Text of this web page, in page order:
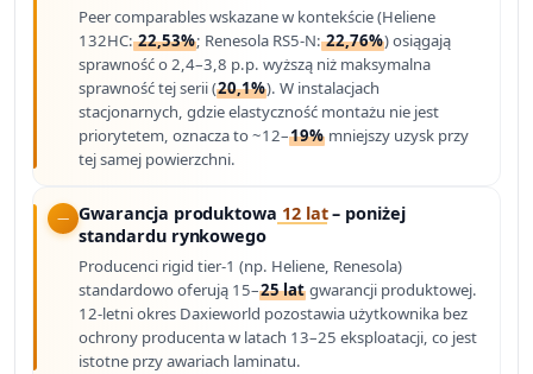
Peer comparables wskazane w kontekście (Heliene
132HC:22,53%; Renesola RS5-N:22,76%) osiągają
sprawność o 2,4–3,8 p.p. wyższą niż maksymalna
sprawność tej serii (20,1%). W instalacjach
stacjonarnych, gdzie elastyczność montażu nie jest
priorytetem, oznacza to ~12–19% mniejszy uzysk przy
tej samej powierzchni.
Gwarancja produktowa 12 lat– poniżej
standardu rynkowego
Producenci rigid tier-1 (np. Heliene, Renesola)
standardowo oferują 15–25 lat gwarancji produktowej.
12-letni okres Daxieworld pozostawia użytkownika bez
ochrony producenta w latach 13–25 eksploatacji, co jest
istotne przy awariach laminatu.